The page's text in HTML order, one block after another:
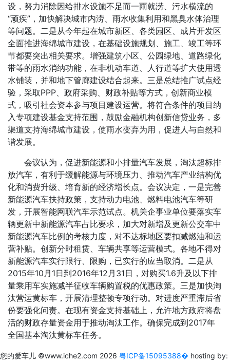
设，努力消除因给排水设施不足而一雨就涝、污水横流的
“顽疾”，加快解决城市内涝、雨水收集利用和黑臭水体治理
等问题。二是从今年起在城市新区、各类园区、成片开发区
全面推进海绵城市建设，在基础设施规划、施工、竣工等环
节都要突出相关要求。增强建筑小区、公园绿地、道路绿化
带等的雨水消纳功能，在非机动车道、人行道等扩大使用透
水铺装，并和地下管廊建设结合起来。三是总结推广试点经
验，采取PPP、政府采购、财政补贴等方式，创新商业模
式，吸引社会资本参与项目建设运营。将符合条件的项目纳
入专项建设基金支持范围，鼓励金融机构创新信贷业务，多
渠道支持海绵城市建设，使雨水变弃为用，促进人与自然和
谐发展。
会议认为，促进新能源和小排量汽车发展，淘汰超标排
放汽车，有利于缓解能源与环境压力、推动汽车产业结构优
化和消费升级、培育新的经济增长点。会议决定，一是完善
新能源汽车扶持政策，支持动力电池、燃料电池汽车等研
发，开展智能网联汽车示范试点。机关企事业单位要落实车
辆更新中新能源汽车占比要求，加大对新增及更新公交车中
新能源汽车比例的考核力度，对不达标地区要扣减燃油和运
营补贴。创新分时租赁、车辆共享等运营模式。各地不得对
新能源汽车实行限行、限购，已实行的应当取消。二是从
2015年10月1日到2016年12月31日，对购买1.6升及以下排
量乘用车实施减半征收车辆购置税的优惠政策。三是加快淘
汰营运黄标车，开展清理整顿专项行动。对进度严重滞后省
份要强化问责。在现有资金支持基础上，允许地方政府将盘
活的财政存量资金用于推动淘汰工作。确保完成到2017年
全国基本淘汰黄标车任务。
您的爱车儿 ©www.iche2.com 2026 粤ICP备15095388� hosting by: